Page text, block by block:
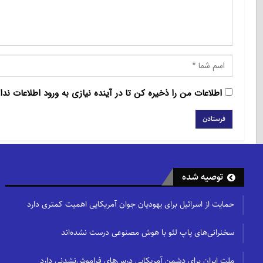
اطلاعات من را ذخیره کن تا در آینده نیازی به ورود اطلاعات
توصیه شده
حمایت از اسرائیل برای یهودیان جوان آمریکایی اهمیت کمتری دارد
سخنرانی‌های پاپ لئو با هوش مصنوعی درست نشده‌اند